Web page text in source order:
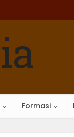
Formasi